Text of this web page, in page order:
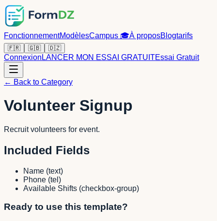
FonctionnementModèlesCampus 🎓À proposBlogtarifs
🇫🇷 🇬🇧 🇩🇿
Connexion LANCER MON ESSAI GRATUITEssai Gratuit
← Back to Category
Volunteer Signup
Recruit volunteers for event.
Included Fields
Name (text)
Phone (tel )
Available Shifts (checkbox-group)
Ready to use this template?